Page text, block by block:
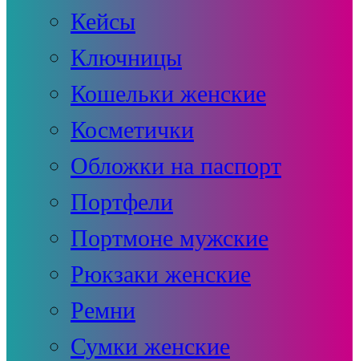
Кейсы
Ключницы
Кошельки женские
Косметички
Обложки на паспорт
Портфели
Портмоне мужские
Рюкзаки женские
Ремни
Сумки женские